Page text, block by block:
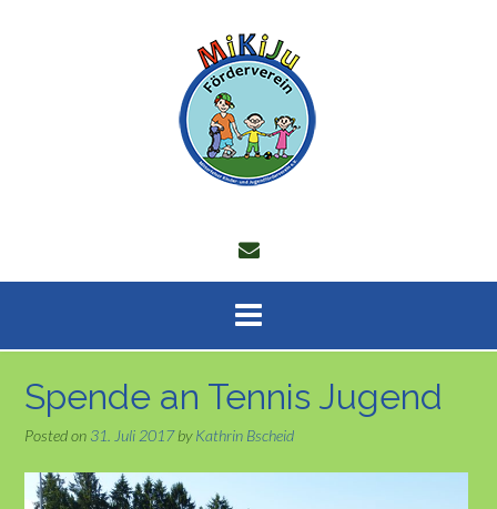
Spende an Tennis Jugend
Posted on 31. Juli 2017byKathrin Bscheid